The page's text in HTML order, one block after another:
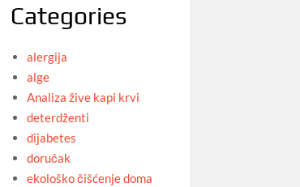
Categories
alergija
alge
Analiza žive kapi krvi
deterdženti
dijabetes
doručak
ekološko čišćenje doma